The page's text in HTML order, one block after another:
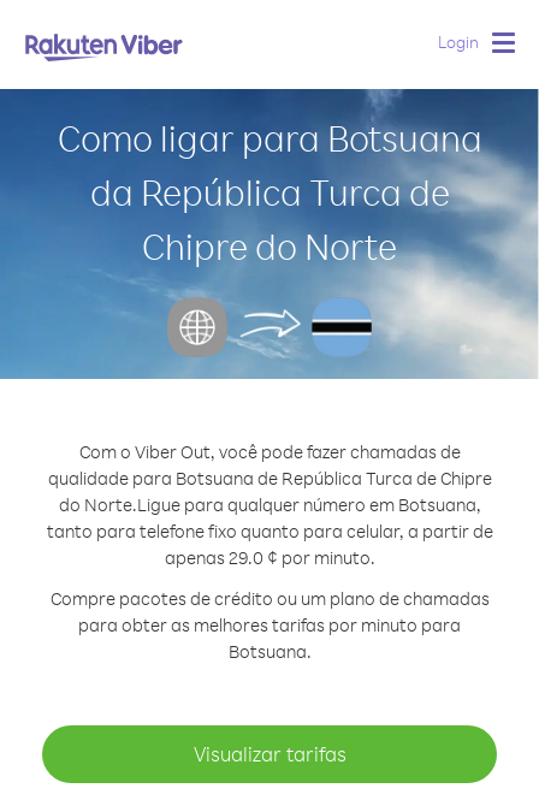
Login
Como ligar para Botsuana
da República Turca de
Chipre do Norte
Com o Viber Out, você pode fazer chamadas de
qualidade para Botsuana de República Turca de Chipre
do Norte.Ligue para qualquer número em Botsuana,
tanto para telefone fixo quanto para celular, a partir de
apenas 29.0 ¢ por minuto.
Compre pacotes de crédito ou um plano de chamadas
para obter as melhores tarifas por minuto para
Botsuana.
Visualizar tarifas